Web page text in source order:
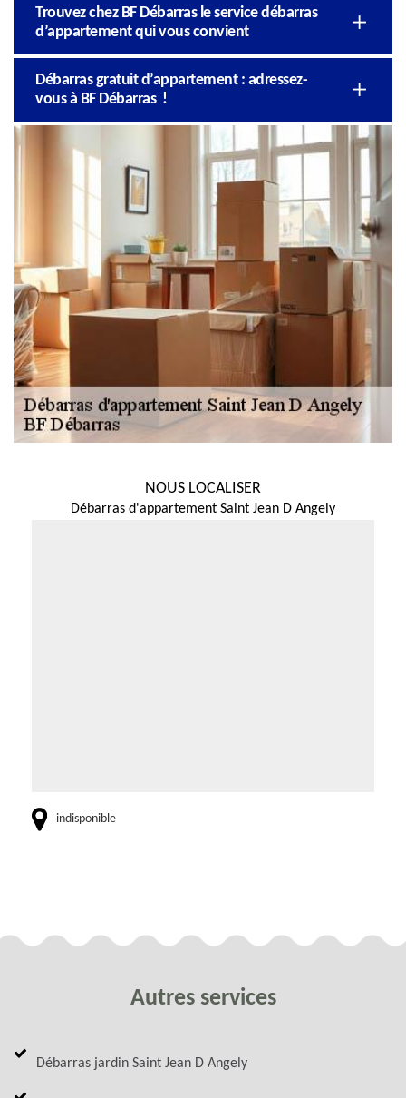
Trouvez chez BF Débarras le service débarras
d’appartement qui vous convient
Débarras gratuit d’appartement : adressez-
vous à BF Débarras !
NOUS LOCALISER
Débarras d'appartement Saint Jean D Angely
indisponible
Autres services
Débarras jardin Saint Jean D Angely